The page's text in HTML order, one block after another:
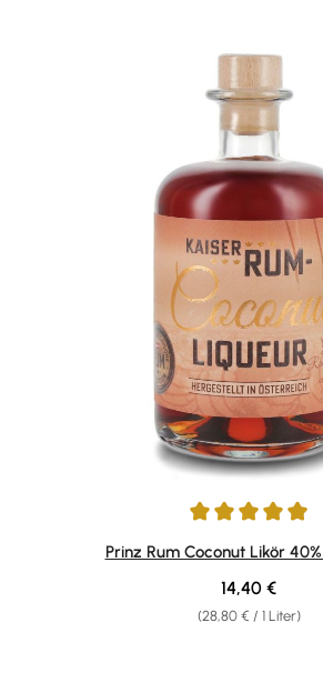
Durchschnittliche Bewertung von 4.92
Prinz Rum Coconut Likör
(28,80 € / 1 Liter)
Regulärer
14,40 €